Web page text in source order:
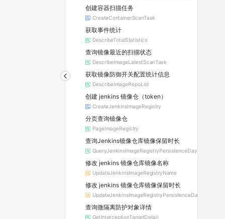
创建容器扫描任务
CreateContainerScanTask
获取事件统计
DescribeTotalStatistics
查询镜像最近的扫描状态
DescribeImageLatestScanTask
获取镜像防御开关配置统计信息
DescribeImageRepoList
创建 jenkins 镜像仓（token）
CreateJenkinsImageRegistry
分页查询镜像仓
PageImageRegistry
查询Jenkins镜像仓库镜像保留时长
QueryJenkinsImageRegistryPersistenceDay
修改 jenkins 镜像仓库镜像名称
UpdateJenkinsImageRegistryName
修改 jenkins 镜像仓库镜像保留时长
UpdateJenkinsImageRegistryPersistenceDay
查询微隔离防护对象详情
GetInterceptionTargetDetail